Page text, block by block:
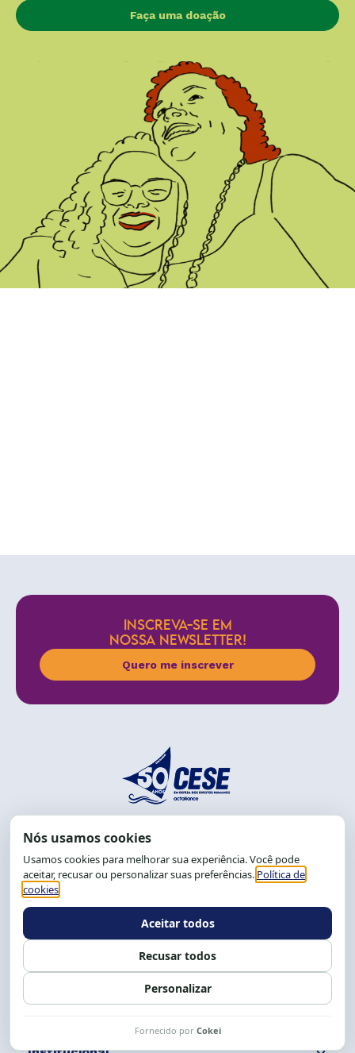
Faça uma doação
INSCREVA-SE EM
NOSSA NEWSLETTER!
Quero me inscrever
End.: R. da Graça, 150. Graça
CEP: 40.150-055
Salvador-BA, Brasil.
Tel.: (71) 2104-5457, Cel.: (71) 9 9239-2104 ou 2105
Expediente: 8h às 12h e 13 às 17h.
Siga nossas redes Fale conosco